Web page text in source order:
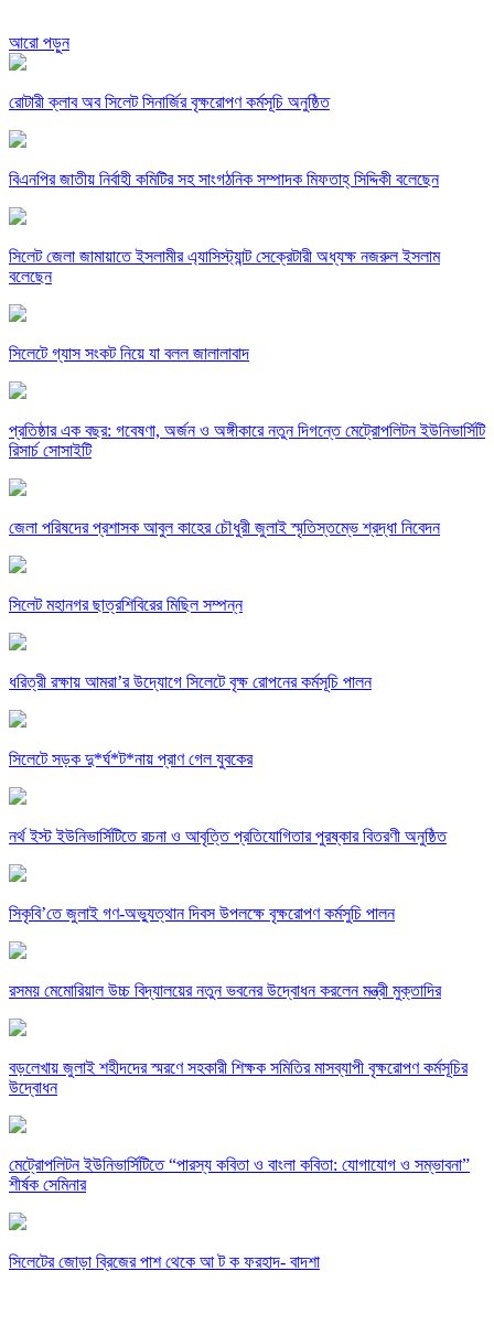
আরো পড়ুন
রোটারী ক্লাব অব সিলেট সিনার্জির বৃক্ষরোপণ কর্মসূচি অনুষ্ঠিত
বিএনপির জাতীয় নির্বাহী কমিটির সহ সাংগঠনিক সম্পাদক মিফতাহ্ সিদ্দিকী বলেছেন
সিলেট জেলা জামায়াতে ইসলামীর এ্যাসিস্ট্যান্ট সেক্রেটারী অধ্যক্ষ নজরুল ইসলাম
বলেছেন
সিলেটে গ্যাস সংকট নিয়ে যা বলল জালালাবাদ
প্রতিষ্ঠার এক বছর: গবেষণা, অর্জন ও অঙ্গীকারে নতুন দিগন্তে মেট্রোপলিটন ইউনিভার্সিটি
রিসার্চ সোসাইটি
জেলা পরিষদের প্রশাসক আবুল কাহের চৌধুরী জুলাই স্মৃতিস্তম্ভে শ্রদ্ধা নিবেদন
সিলেট মহানগর ছাত্রশিবিরের মিছিল সম্পন্ন
ধরিত্রী রক্ষায় আমরা’র উদ্যোগে সিলেটে বৃক্ষ রোপনের কর্মসূচি পালন
সিলেটে সড়ক দু*র্ঘ*ট*নায় প্রাণ গেল যুবকের
নর্থ ইস্ট ইউনিভার্সিটিতে রচনা ও আবৃত্তি প্রতিযোগিতার পুরষ্কার বিতরণী অনুষ্ঠিত
সিকৃবি’তে জুলাই গণ-অভ্যুত্থান দিবস উপলক্ষে বৃক্ষরোপণ কর্মসুচি পালন
রসময় মেমোরিয়াল উচ্চ বিদ্যালয়ের নতুন ভবনের উদ্বোধন করলেন মন্ত্রী মুক্তাদির
বড়লেখায় জুলাই শহীদদের স্মরণে সহকারী শিক্ষক সমিতির মাসব্যাপী বৃক্ষরোপণ কর্মসূচির
উদ্বোধন
মেট্রোপলিটন ইউনিভার্সিটিতে “পারস্য কবিতা ও বাংলা কবিতা: যোগাযোগ ও সম্ভাবনা”
শীর্ষক সেমিনার
সিলেটের জোড়া ব্রিজের পাশ থেকে আ ট ক ফরহাদ- বাদশা